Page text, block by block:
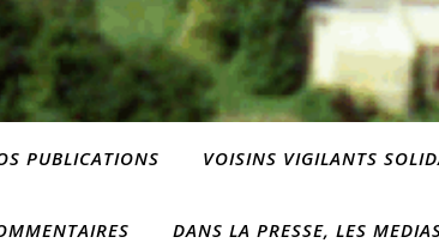
PUBLICATIONS VOISINS VIGILANTS
DANS LA PRESSE, LES